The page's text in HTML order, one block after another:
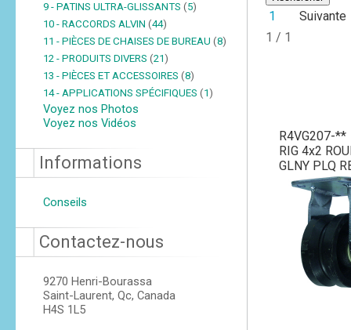
9 - PATINS ULTRA-GLISSANTS (5)
10 - RACCORDS ALVIN (44)
11 - PIÈCES DE CHAISES DE BUREAU (8)
12 - PRODUITS DIVERS (21)
13 - PIÈCES ET ACCESSOIRES (8)
14 - APPLICATIONS SPÉCIFIQUES (1)
Voyez nos Photos
Voyez nos Vidéos
Informations
Conseils
Contactez-nous
9270 Henri-Bourassa
Saint-Laurent, Qc, Canada
H4S 1L5
1
Suivante
1 / 1
R4VG207-**
RIG 4x2
GLNY PLQ